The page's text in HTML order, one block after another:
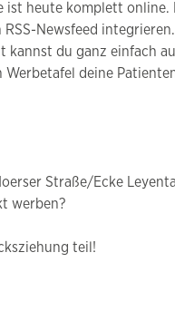
ist heute komplett online.
Newsfeed
du ganz einfach
deine
Straße/Ecke
werben?
teil!